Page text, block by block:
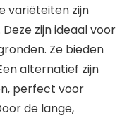
variëteiten zijn
zijn ideaal voor
Ze bieden
alternatief zijn
perfect voor
de lange,